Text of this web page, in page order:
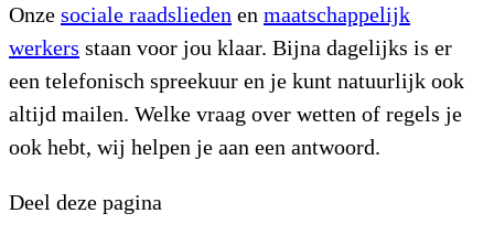
Onze sociale raadslieden en maatschappelijk
werkers staan voor jou klaar. Bijna dagelijks is er
een telefonisch spreekuur en je kunt natuurlijk ook
altijd mailen. Welke vraag over wetten of regels je
ook hebt, wij helpen je aan een antwoord.
Deel deze pagina